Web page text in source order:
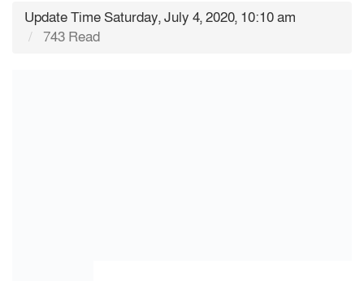
Update Time Saturday, July 4, 2020, 10:10 am
743 Read